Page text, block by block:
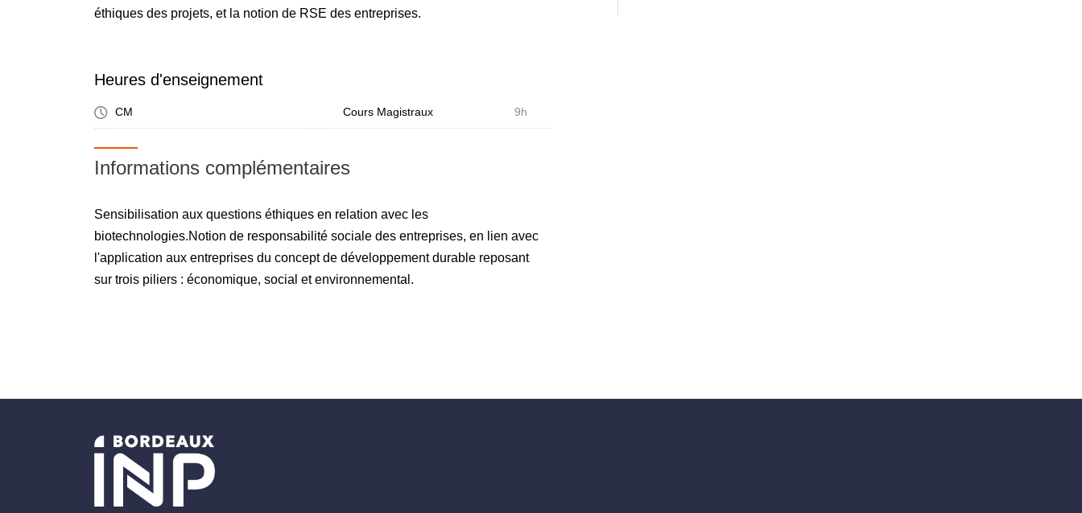
éthiques des projets, et la notion de RSE des entreprises.
Heures d'enseignement
CM Cours Magistraux 9h
Informations complémentaires
Sensibilisation aux questions éthiques en relation avec les
biotechnologies.Notion de responsabilité sociale des entreprises, en lien avec
l'application aux entreprises du concept de développement durable reposant
sur trois piliers : économique, social et environnemental.